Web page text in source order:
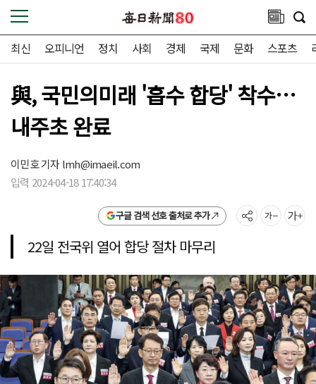
최신 오피니언 정치 사회 경제 국제 문화 스포츠
與, 국민의미래 '흡수 합당' 착수…
내주초 완료
이민호 기자lmh@imaeil.com
입력 2024-04-18 17:40:34
구글 검색 선호 출처로 추가
22일 전국위 열어 합당 절차 마무리